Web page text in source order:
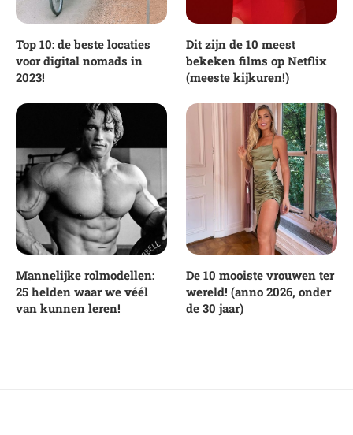
Top 10: de beste locaties
voor digital nomads in
2023!
Dit zijn de 10 meest
bekeken films op Netflix
(meeste kijkuren!)
Mannelijke rolmodellen:
25 helden waar we véél
van kunnen leren!
De 10 mooiste vrouwen ter
wereld! (anno 2026, onder
de 30 jaar)